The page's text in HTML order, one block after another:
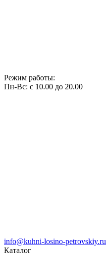
Режим работы:
Пн-Вс: с 10.00 до 20.00
info@kuhni-losino-petrovskiy.ru
Каталог